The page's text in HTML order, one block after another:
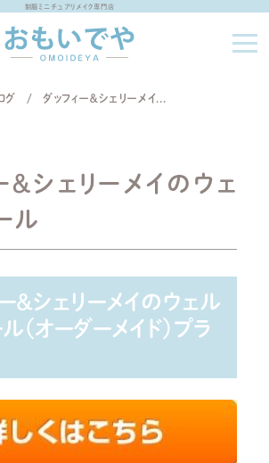
制服ミニチュアリメイク専門店
グ ダッフィー＆シェリーメイ...
＆シェリーメイのウェ
ル
＆シェリーメイのウェル
（オーダーメイド）プラ